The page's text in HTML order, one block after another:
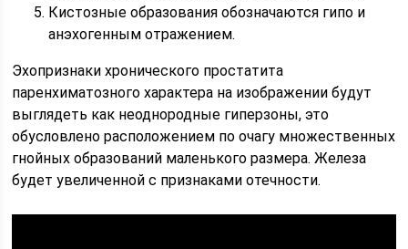
Кистозные образования обозначаются гипо и
анэхогенным отражением.
Эхопризнаки хронического простатита
паренхиматозного характера на изображении будут
выглядеть как неоднородные гиперзоны, это
обусловлено расположением по очагу множественных
гнойных образований маленького размера. Железа
будет увеличенной с признаками отечности.